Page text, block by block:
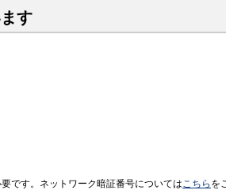
す
です。ネットワーク暗証番号についてはこちら を